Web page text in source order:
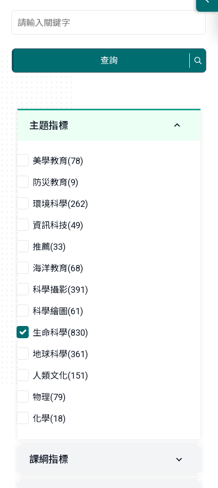
查詢關鍵字
查詢
主題指標
美學教育(78)
防災教育(9)
環境科學(262)
資訊科技(49)
推薦(33)
海洋教育(68)
科學攝影(391)
科學繪圖(61)
生命科學(830)
地球科學(361)
人類文化(151)
物理(79)
化學(18)
課綱指標